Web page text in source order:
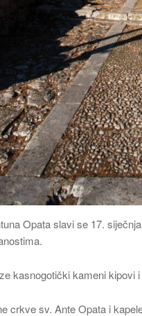
Opata slavi se 17.
kasnogotički kameni kipovi
crkve sv. Ante Opata i